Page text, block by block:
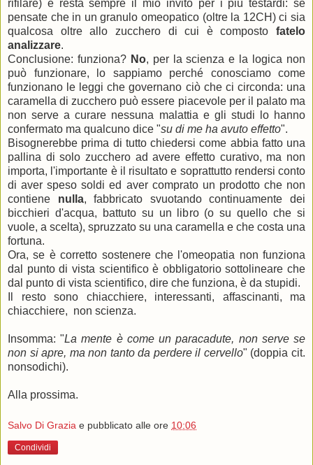
rifilare) e resta sempre il mio invito per i più testardi: se
pensate che in un granulo omeopatico (oltre la 12CH) ci sia
qualcosa oltre allo zucchero di cui è composto fatelo
analizzare.
Conclusione: funziona? No, per la scienza e la logica non
può funzionare, lo sappiamo perché conosciamo come
funzionano le leggi che governano ciò che ci circonda: una
caramella di zucchero può essere piacevole per il palato ma
non serve a curare nessuna malattia e gli studi lo hanno
confermato ma qualcuno dice "su di me ha avuto effetto".
Bisognerebbe prima di tutto chiedersi come abbia fatto una
pallina di solo zucchero ad avere effetto curativo, ma non
importa, l'importante è il risultato e soprattutto rendersi conto
di aver speso soldi ed aver comprato un prodotto che non
contiene nulla, fabbricato svuotando continuamente dei
bicchieri d'acqua, battuto su un libro (o su quello che si
vuole, a scelta), spruzzato su una caramella e che costa una
fortuna.
Ora, se è corretto sostenere che l'omeopatia non funziona
dal punto di vista scientifico è obbligatorio sottolineare che
dal punto di vista scientifico, dire che funziona, è da stupidi.
Il resto sono chiacchiere, interessanti, affascinanti, ma
chiacchiere, non scienza.
Insomma: "La mente è come un paracadute, non serve se
non si apre, ma non tanto da perdere il cervello" (doppia cit.
nonsodichi).
Alla prossima.
Salvo Di Grazia e pubblicato alle ore 10:06
Condividi